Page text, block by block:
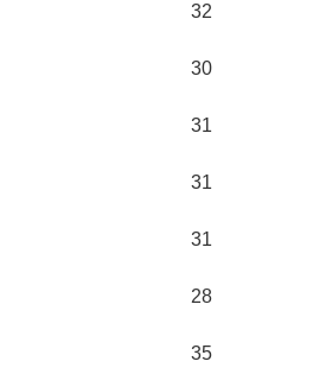
32
30
31
31
31
28
35